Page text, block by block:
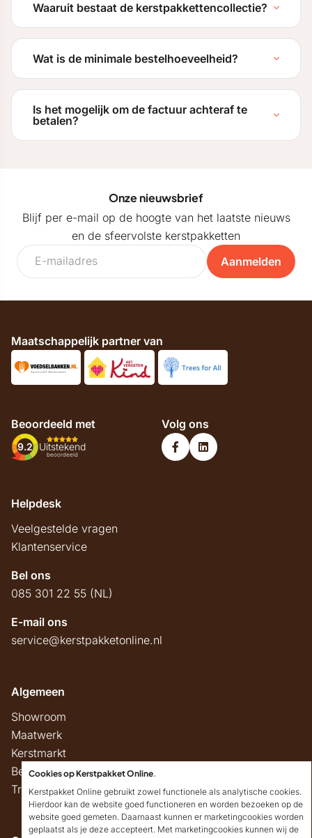
Waaruit bestaat de kerstpakkettencollectie?
Wat is de minimale bestelhoeveelheid?
Is het mogelijk om de factuur achteraf te
betalen?
Onze nieuwsbrief
Blijf per e-mail op de hoogte van het laatste nieuws
en de sfeervolste kerstpakketten
Aanmelden
Maatschappelijk partner van
Beoordeeld met
9.2 Uitstekend
beoordeeld
Volg ons
Helpdesk
Veelgestelde vragen
Klantenservice
Bel ons
085 301 22 55 (NL)
E-mail ons
service@kerstpakketonline.nl
Algemeen
Showroom
Maatwerk
Kerstmarkt
Belastingregels
Track & Trace
Cookies op Kerstpakket Online.
Kerstpakket Online gebruikt zowel functionele als analytische cookies.
Hierdoor kan de website goed functioneren en worden bezoeken op de
website goed gemeten. Daarnaast kunnen er marketingcookies worden
geplaatst als je deze accepteert. Met marketingcookies kunnen wij de